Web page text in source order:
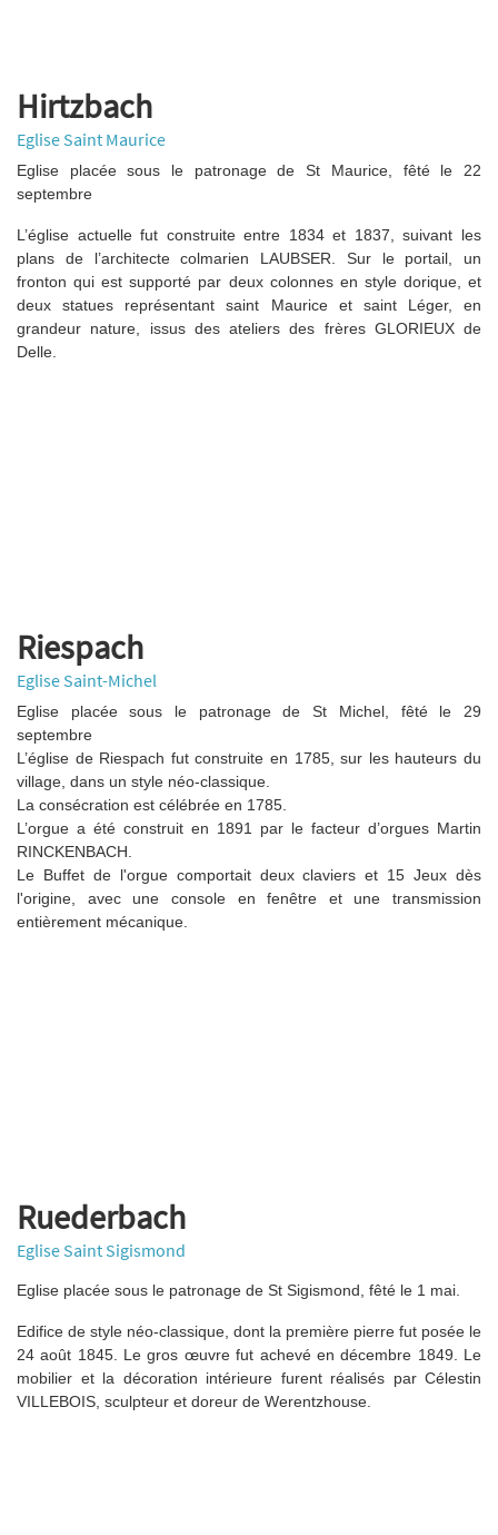
Hirtzbach
Eglise Saint Maurice
Eglise placée sous le patronage de St Maurice, fêté le 22
septembre
L’église actuelle fut construite entre 1834 et 1837, suivant les
plans de l’architecte colmarien LAUBSER. Sur le portail, un
fronton qui est supporté par deux colonnes en style dorique, et
deux statues représentant saint Maurice et saint Léger, en
grandeur nature, issus des ateliers des frères GLORIEUX de
Delle.
Riespach
Eglise Saint-Michel
Eglise placée sous le patronage de St Michel, fêté le 29
septembre
L’église de Riespach fut construite en 1785, sur les hauteurs du
village, dans un style néo-classique.
La consécration est célébrée en 1785.
L’orgue a été construit en 1891 par le facteur d’orgues Martin
RINCKENBACH.
Le Buffet de l'orgue comportait deux claviers et 15 Jeux dès
l'origine, avec une console en fenêtre et une transmission
entièrement mécanique.
Ruederbach
Eglise Saint Sigismond
Eglise placée sous le patronage de St Sigismond, fêté le 1 mai.
Edifice de style néo-classique, dont la première pierre fut posée le
24 août 1845. Le gros œuvre fut achevé en décembre 1849. Le
mobilier et la décoration intérieure furent réalisés par Célestin
VILLEBOIS, sculpteur et doreur de Werentzhouse.